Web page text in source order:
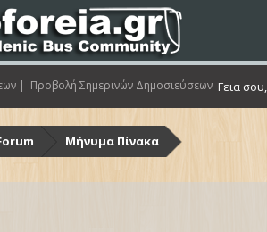
| Προβολή Σημερινών Δημοσιεύσεων Γεια
Μήνυμα Πίνακα